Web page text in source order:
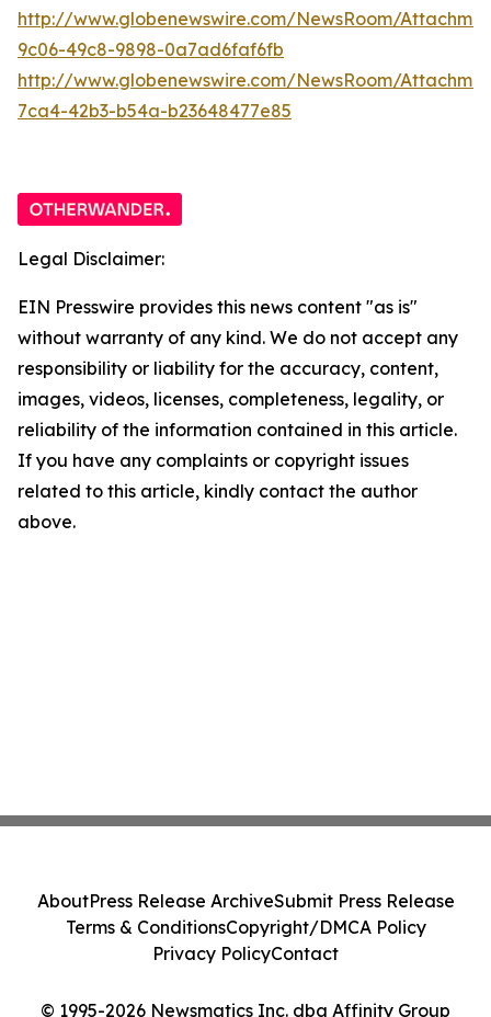
http://www.globenewswire.com/NewsRoom/
9c06-49c8-9898-0a7ad6faf6fb
http://www.globenewswire.com/NewsRoom/
7ca4-42b3-b54a-b23648477e85
Legal Disclaimer:
EIN Presswire provides this news content "as is"
without warranty of any kind. We do not accept any
responsibility or liability for the accuracy, content,
images, videos, licenses, completeness, legality, or
reliability of the information contained in this article.
If you have any complaints or copyright issues
related to this article, kindly contact the author
above.
© 1995-2026 Newsmatics Inc. dba Affinity Group
AboutPress Release ArchiveSubmit Press Release
Terms & ConditionsCopyright/DMCA Policy
Privacy PolicyContact